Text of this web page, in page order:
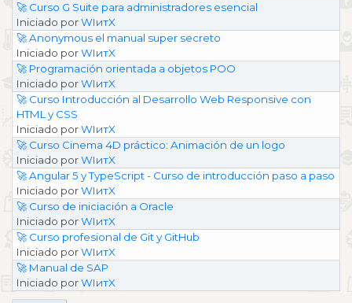
🚀 Curso G Suite para administradores esencial
Iniciado porWIитX
🚀 Anonymous el manual super secreto
Iniciado porWIитX
🚀 Programación orientada a objetos POO
Iniciado porWIитX
🚀 Curso Introducción al Desarrollo Web Responsive con
HTML y CSS
Iniciado porWIитX
🚀 Curso Cinema 4D práctico: Animación de un logo
Iniciado porWIитX
🚀 Angular 5 y TypeScript - Curso de introducción paso a paso
Iniciado porWIитX
🚀 Curso de iniciación a Oracle
Iniciado porWIитX
🚀 Curso profesional de Git y GitHub
Iniciado porWIитX
🚀 Manual de SAP
Iniciado porWIитX